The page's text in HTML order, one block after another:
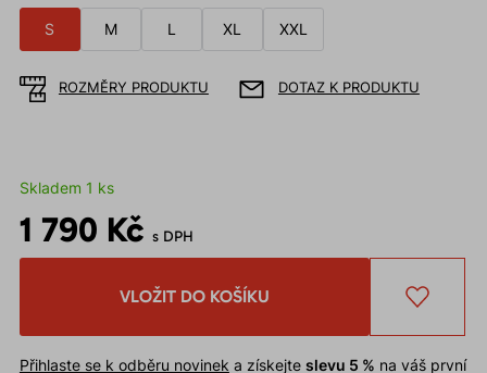
S M L XL XXL
ROZMĚRY PRODUKTU DOTAZ K PRODUKTU
Skladem 1 ks
1 790 Kč s DPH
VLOŽIT DO KOŠÍKU
Přihlaste se k odběru novinek a získejte slevu 5 % na váš první